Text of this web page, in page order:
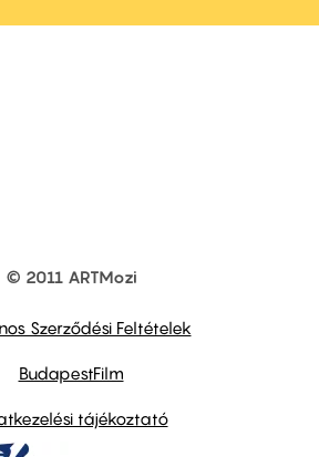
© 2011 ARTMozi
Szerződési Feltételek
BudapestFilm
tájékoztató